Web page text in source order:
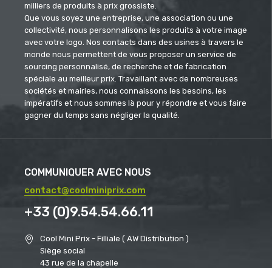
milliers de produits à prix grossiste.
Que vous soyez une entreprise, une association ou une
collectivité, nous personnalisons les produits à votre image
avec votre logo. Nos contacts dans des usines à travers le
monde nous permettent de vous proposer un service de
sourcing personnalisé, de recherche et de fabrication
spéciale au meilleur prix. Travaillant avec de nombreuses
sociétés et mairies, nous connaissons les besoins, les
impératifs et nous sommes là pour y répondre et vous faire
gagner du temps sans négliger la qualité.
COMMUNIQUER AVEC NOUS
contact@coolminiprix.com
+33 (0)9.54.54.66.11
Cool Mini Prix - Filliale ( AW Distribution )
Siège social
43 rue de la chapelle